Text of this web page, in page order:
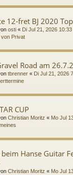
12-fret BJ 2020 Top
osti « Di Jul 21, 2026
von Privat
Road am
tbrenner « Di Jul 21, 2026
CUP
Christian Moritz « Mo Jul
Hanse Guitar
Christian Moritz « Mo Jul